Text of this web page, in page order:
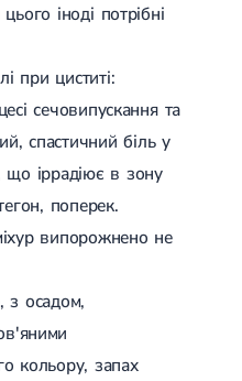
кістки
і стегнової кістки
іноді потрібні
при циститі:
сечовипускання та
спастичний біль у
що іррадіює в зону
поперек.
випорожнено не
з осадом,
кольору, запах